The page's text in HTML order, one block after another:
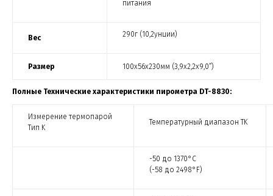
питания
Вес 290г (10,2унции)
Размер 100x56x230мм (3,9x2,2x9,0”)
Полные Технические характеристики пирометра DT-8830:
Измерение термопарой
Tип K
Температурный диапазон TK
-50 до 1370°C
(-58 до 2498°F)